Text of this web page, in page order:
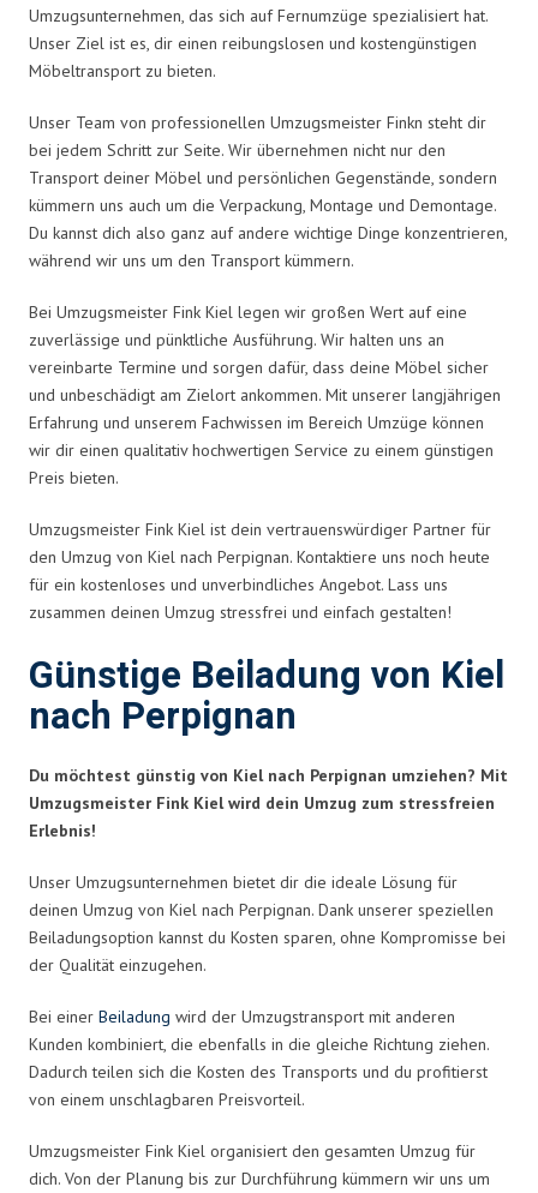
Umzugsunternehmen, das sich auf Fernumzüge spezialisiert hat.
Unser Ziel ist es, dir einen reibungslosen und kostengünstigen
Möbeltransport zu bieten.
Unser Team von professionellen Umzugsmeister Finkn steht dir
bei jedem Schritt zur Seite. Wir übernehmen nicht nur den
Transport deiner Möbel und persönlichen Gegenstände, sondern
kümmern uns auch um die Verpackung, Montage und Demontage.
Du kannst dich also ganz auf andere wichtige Dinge konzentrieren,
während wir uns um den Transport kümmern.
Bei Umzugsmeister Fink Kiel legen wir großen Wert auf eine
zuverlässige und pünktliche Ausführung. Wir halten uns an
vereinbarte Termine und sorgen dafür, dass deine Möbel sicher
und unbeschädigt am Zielort ankommen. Mit unserer langjährigen
Erfahrung und unserem Fachwissen im Bereich Umzüge können
wir dir einen qualitativ hochwertigen Service zu einem günstigen
Preis bieten.
Umzugsmeister Fink Kiel ist dein vertrauenswürdiger Partner für
den Umzug von Kiel nach Perpignan. Kontaktiere uns noch heute
für ein kostenloses und unverbindliches Angebot. Lass uns
zusammen deinen Umzug stressfrei und einfach gestalten!
Günstige Beiladung von Kiel
nach Perpignan
Du möchtest günstig von Kiel nach Perpignan umziehen? Mit
Umzugsmeister Fink Kiel wird dein Umzug zum stressfreien
Erlebnis!
Unser Umzugsunternehmen bietet dir die ideale Lösung für
deinen Umzug von Kiel nach Perpignan. Dank unserer speziellen
Beiladungsoption kannst du Kosten sparen, ohne Kompromisse bei
der Qualität einzugehen.
Bei einer Beiladung wird der Umzugstransport mit anderen
Kunden kombiniert, die ebenfalls in die gleiche Richtung ziehen.
Dadurch teilen sich die Kosten des Transports und du profitierst
von einem unschlagbaren Preisvorteil.
Umzugsmeister Fink Kiel organisiert den gesamten Umzug für
dich. Von der Planung bis zur Durchführung kümmern wir uns um